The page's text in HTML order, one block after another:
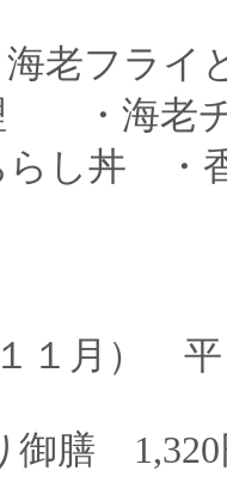
フライと
海老チ
丼 ・
１月） 平
膳 1,320